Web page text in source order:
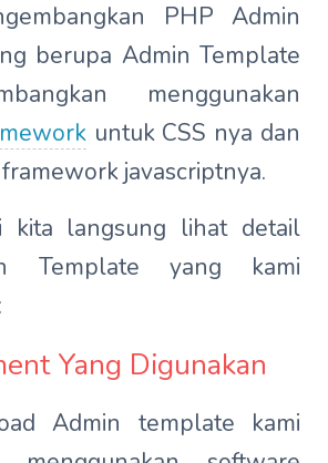
PHP Admin
berupa Admin Template
menggunakan
untuk CSS nya dan
javascriptnya.
kita langsung lihat detail
Template yang kami
Yang Digunakan
Admin template kami